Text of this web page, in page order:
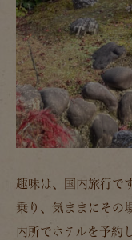
趣味は、国内旅行で
乗り、気ままにその
内所でホテルを予約